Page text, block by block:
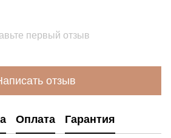
первый отзыв
отзыв
Оплата Гарантия